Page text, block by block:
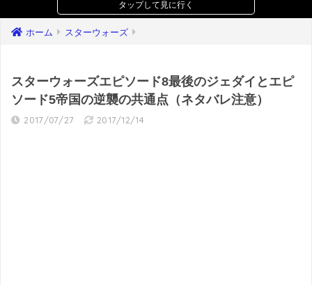
ホーム スターウォーズ
スターウォーズエピソード8最後のジェダイとエピ
ソード5帝国の逆襲の共通点（ネタバレ注意）
2017/07/27 2017/12/14